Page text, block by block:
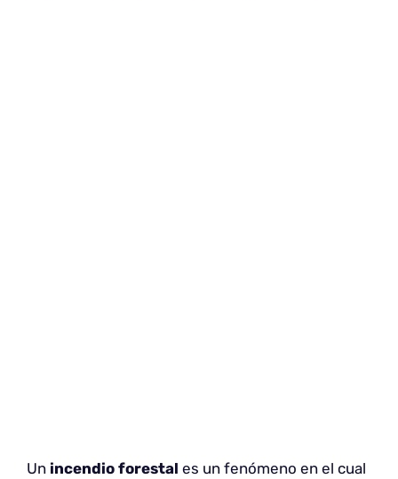
Un incendio forestal es un fenómeno en el cual